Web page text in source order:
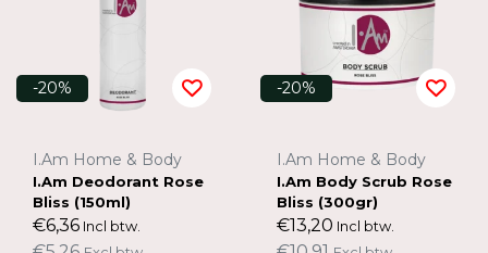
-20%
I.Am Home & Body
I.Am Deodorant Rose
Bliss (150ml)
€6,36 Incl btw.
-20%
I.Am Home & Body
I.Am Body Scrub Rose
Bliss (300gr)
€13,20 Incl btw.